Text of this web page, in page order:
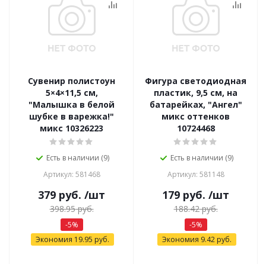
Сувенир полистоун
5×4×11,5 см,
"Малышка в белой
шубке в варежка!"
микс 10326223
Есть в наличии (9)
Артикул: 581468
379 руб. /шт
398.95руб.
-5%
Экономия 19.95 руб.
Фигура светодиодная
пластик, 9,5 см, на
батарейках, "Ангел"
микс оттенков
10724468
Есть в наличии (9)
Артикул: 581148
179 руб. /шт
188.42руб.
-5%
Экономия 9.42руб.